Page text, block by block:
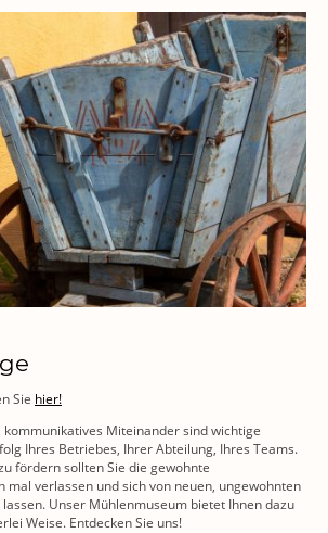
Sie hier!
kommunikatives Miteinander sind wichtige
Ihres Betriebes, Ihrer Abteilung, Ihres Teams.
fördern sollten Sie die gewohnte
mal verlassen und sich von neuen, ungewohnten
Unser Mühlenmuseum bietet Ihnen dazu
Weise. Entdecken Sie uns!